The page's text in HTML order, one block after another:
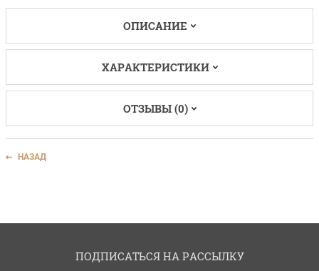
ОПИСАНИЕ
ХАРАКТЕРИСТИКИ
ОТЗЫВЫ (0)
НАЗАД
ПОДПИСАТЬСЯ НА РАССЫЛКУ